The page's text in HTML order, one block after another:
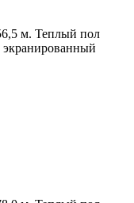
м. Теплый пол